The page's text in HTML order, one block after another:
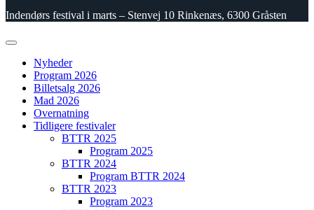
Indendørs festival i marts – Stenvej 10 Rinkenæs, 6300 Gråsten
Nyheder
Program 2026
Billetsalg 2026
Mad 2026
Overnatning
Tidligere festivaler
BTTR 2025
Program 2025
BTTR 2024
Program BTTR 2024
BTTR 2023
Program 2023